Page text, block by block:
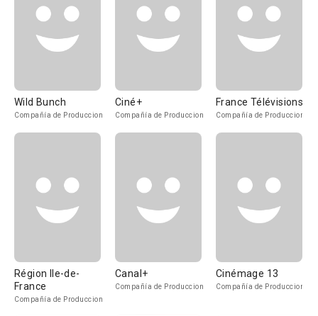
Wild Bunch
Compañía de Produccion
Ciné+
Compañía de Produccion
France Télévisions
Compañía de Produccion
Région Ile-de-
France
Compañía de Produccion
Canal+
Compañía de Produccion
Cinémage 13
Compañía de Produccion